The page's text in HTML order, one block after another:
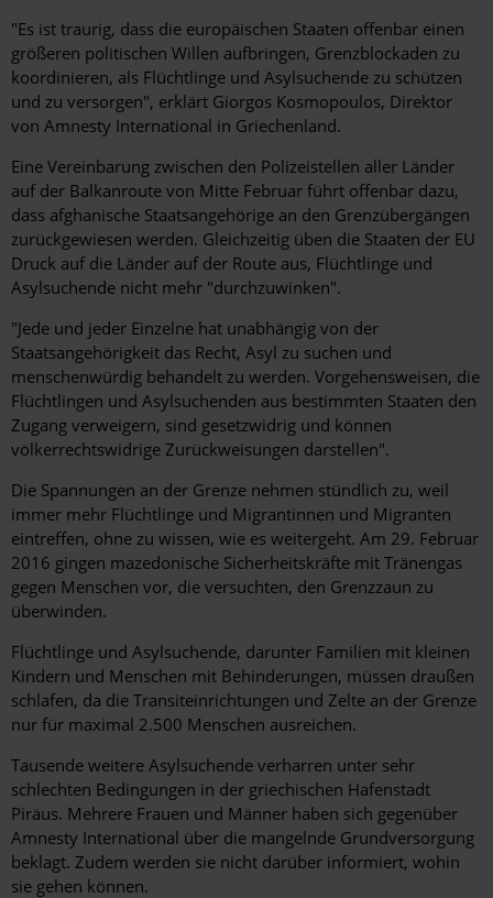
"Es ist traurig, dass die europäischen Staaten offenbar einen
größeren politischen Willen aufbringen, Grenzblockaden zu
koordinieren, als Flüchtlinge und Asylsuchende zu schützen
und zu versorgen", erklärt Giorgos Kosmopoulos, Direktor
von Amnesty International in Griechenland.
Eine Vereinbarung zwischen den Polizeistellen aller Länder
auf der Balkanroute von Mitte Februar führt offenbar dazu,
dass afghanische Staatsangehörige an den Grenzübergängen
zurückgewiesen werden. Gleichzeitig üben die Staaten der EU
Druck auf die Länder auf der Route aus, Flüchtlinge und
Asylsuchende nicht mehr "durchzuwinken".
"Jede und jeder Einzelne hat unabhängig von der
Staatsangehörigkeit das Recht, Asyl zu suchen und
menschenwürdig behandelt zu werden. Vorgehensweisen, die
Flüchtlingen und Asylsuchenden aus bestimmten Staaten den
Zugang verweigern, sind gesetzwidrig und können
völkerrechtswidrige Zurückweisungen darstellen".
Die Spannungen an der Grenze nehmen stündlich zu, weil
immer mehr Flüchtlinge und Migrantinnen und Migranten
eintreffen, ohne zu wissen, wie es weitergeht. Am 29. Februar
2016 gingen mazedonische Sicherheitskräfte mit Tränengas
gegen Menschen vor, die versuchten, den Grenzzaun zu
überwinden.
Flüchtlinge und Asylsuchende, darunter Familien mit kleinen
Kindern und Menschen mit Behinderungen, müssen draußen
schlafen, da die Transiteinrichtungen und Zelte an der Grenze
nur für maximal 2.500 Menschen ausreichen.
Tausende weitere Asylsuchende verharren unter sehr
schlechten Bedingungen in der griechischen Hafenstadt
Piräus. Mehrere Frauen und Männer haben sich gegenüber
Amnesty International über die mangelnde Grundversorgung
beklagt. Zudem werden sie nicht darüber informiert, wohin
sie gehen können.